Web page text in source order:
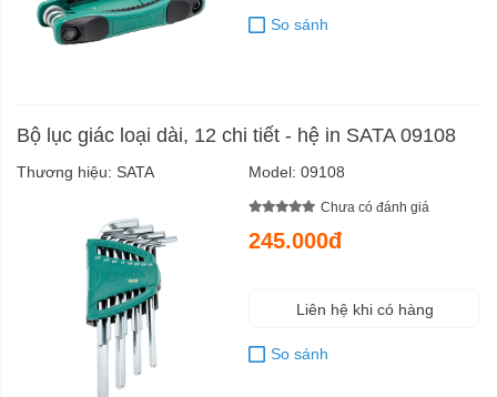
So sánh
Bộ lục giác loại dài, 12 chi tiết - hệ in SATA 09108
Thương hiệu: SATA Model: 09108
Chưa có đánh giá
245.000đ
Liên hệ khi có hàng
So sánh